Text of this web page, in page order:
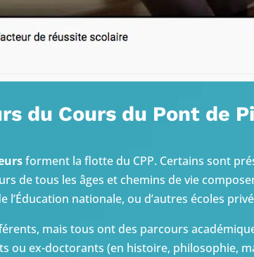
du Cours du Pont de
forment la flotte du CPP. Certains sont
de tous les âges et chemins de vie
l’Éducation nationale, ou d’autres écoles
mais tous ont des parcours
ou ex-doctorants (en histoire, philosophie,